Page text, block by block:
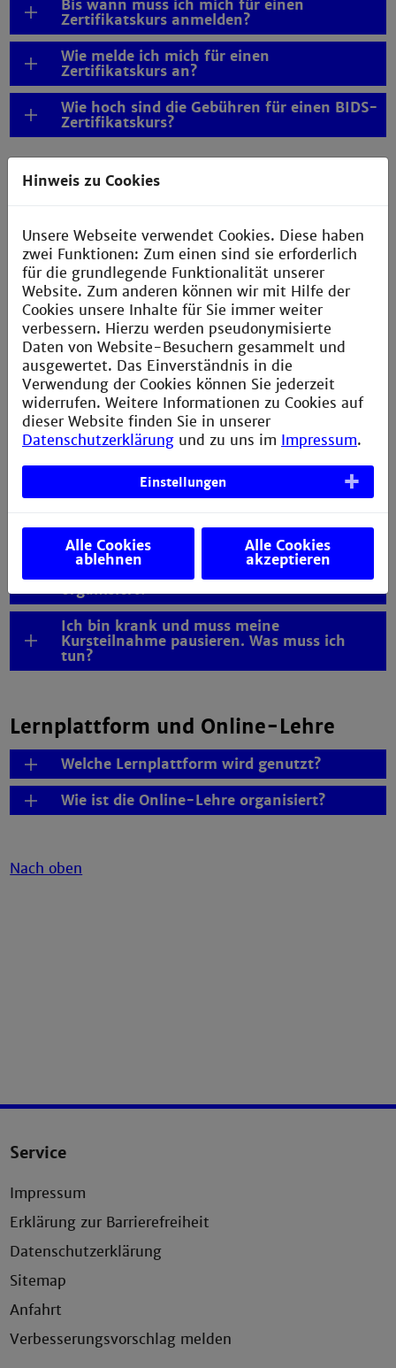
Bis wann muss ich mich für einen
Zertifikatskurs anmelden?
Wie melde ich mich für einen
Zertifikatskurs an?
Wie hoch sind die Gebühren für einen BIDS-
Zertifikatskurs?
Studienorganisation
Wie hoch ist der Präsenzanteil?
Ich muss meine Kursteilnahme / mein
Studium abbrechen. Was ist zu tun?
Wie hoch ist der studentische
Arbeitsaufwand?
Wann finden die virtuellen Arbeitstreffen
statt?
Welche Möglichkeiten habe ich, die
Studienzeit zu strecken?
Studium einplanen?
Welche Studien- und Prüfungsleistungen
muss ich im Kurs erbringen?
Wie werden schriftliche Klausuren
organisiert?
Ich bin krank und muss meine
Kursteilnahme pausieren. Was muss ich
tun?
Lernplattform und Online-Lehre
Welche Lernplattform wird genutzt?
Wie ist die Online-Lehre organisiert?
Nach oben
Service
Impressum
Erklärung zur Barrierefreiheit
Datenschutzerklärung
Sitemap
Anfahrt
Verbesserungsvorschlag melden
Hinweis zu Cookies
Unsere Webseite verwendet Cookies. Diese haben
zwei Funktionen: Zum einen sind sie erforderlich
für die grundlegende Funktionalität unserer
Website. Zum anderen können wir mit Hilfe der
Cookies unsere Inhalte für Sie immer weiter
verbessern. Hierzu werden pseudonymisierte
Daten von Website-Besuchern gesammelt und
ausgewertet. Das Einverständnis in die
Verwendung der Cookies können Sie jederzeit
widerrufen. Weitere Informationen zu Cookies auf
dieser Website finden Sie in unserer
Datenschutzerklärung und zu uns im Impressum.
Einstellungen
Alle Cookies
ablehnen
Alle Cookies
akzeptieren